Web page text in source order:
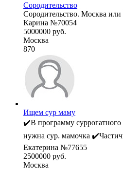
Сородительство
Сородительство. Москва или
Карина №70054
5000000 руб.
Москва
870
Ищем сур маму
✔️В программу суррогатного
нужна сур. мамочка
Екатерина №77655
2500000 руб.
Москва